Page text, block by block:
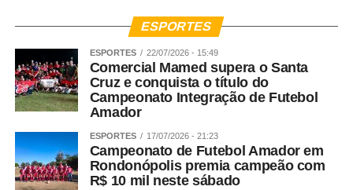
ESPORTES
ESPORTES 22/07/2026 - 15:49
Comercial Mamed supera o Santa
Cruz e conquista o título do
Campeonato Integração de Futebol
Amador
ESPORTES 17/07/2026 - 21:23
Campeonato de Futebol Amador em
Rondonópolis premia campeão com
R$ 10 mil neste sábado